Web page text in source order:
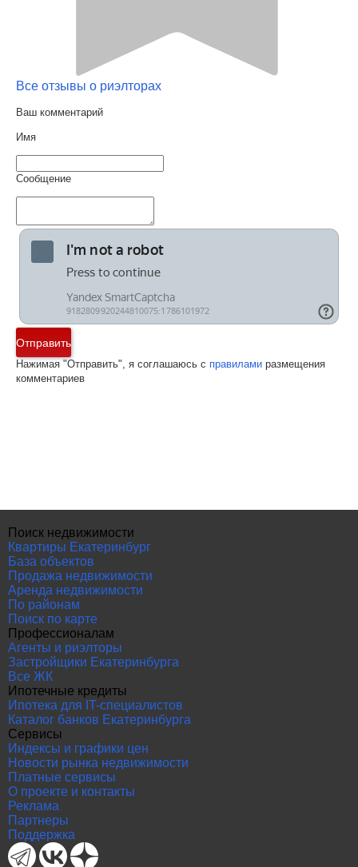
Все отзывы о риэлторах
Ваш комментарий
Имя
Сообщение
Отправить
Нажимая "Отправить", я соглашаюсь с правилами размещения
комментариев
Поиск недвижимости
Квартиры Екатеринбург
База объектов
Продажа недвижимости
Аренда недвижимости
По районам
Поиск по карте
Профессионалам
Агенты и риэлторы
Застройщики Екатеринбурга
Все ЖК
Ипотечные кредиты
Ипотека для IT-специалистов
Каталог банков Екатеринбурга
Сервисы
Индексы и графики цен
Новости рынка недвижимости
Платные сервисы
О проекте и контакты
Реклама
Партнеры
Поддержка